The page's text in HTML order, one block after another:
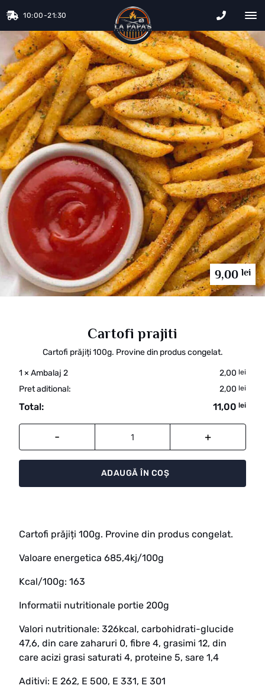
10:00-21:30
La
Cartofi prajiti
9,00 lei
Cartofi prăjiți 100g. Provine din produs congelat.
1 × Ambalaj 2 2,00 lei
Pret aditional: 2,00 lei
Total: 11,00 lei
ADAUGĂ ÎN COȘ
Cartofi prăjiți 100g. Provine din produs congelat.
Valoare energetica 685,4kj/100g
Kcal/100g: 163
Informatii nutritionale portie 200g
Valori nutritionale: 326kcal, carbohidrati-glucide
47,6, din care zaharuri 0, fibre 4, grasimi 12, din
care acizi grasi saturati 4, proteine 5, sare 1,4
Aditivi: E 262, E 500, E 331, E 301